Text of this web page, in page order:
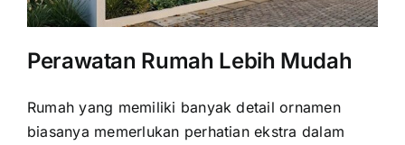
Perawatan Rumah Lebih Mudah
Rumah yang memiliki banyak detail ornamen
biasanya memerlukan perhatian ekstra dalam